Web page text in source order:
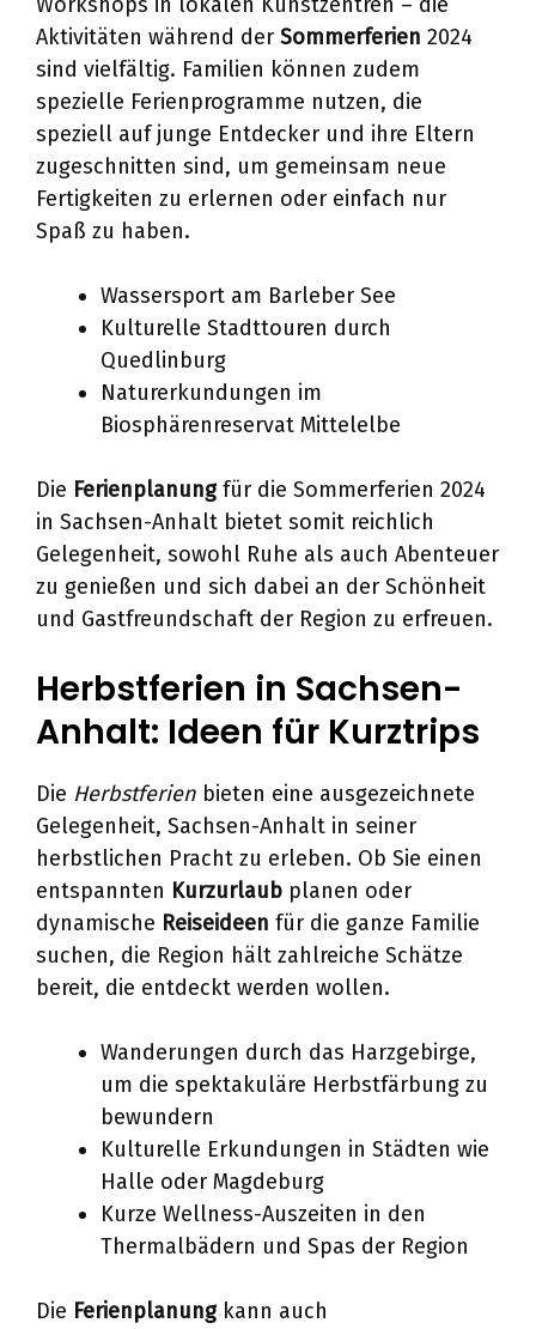
Aktivitäten während der Sommerferien 2024
sind vielfältig. Familien können zudem
spezielle Ferienprogramme nutzen, die
speziell auf junge Entdecker und ihre Eltern
zugeschnitten sind, um gemeinsam neue
Fertigkeiten zu erlernen oder einfach nur
Spaß zu haben.
Wassersport am Barleber See
Kulturelle Stadttouren durch
Quedlinburg
Naturerkundungen im
Biosphärenreservat Mittelelbe
Die Ferienplanungfür die Sommerferien 2024
in Sachsen-Anhalt bietet somit reichlich
Gelegenheit, sowohl Ruhe als auch Abenteuer
zu genießen und sich dabei an der Schönheit
und Gastfreundschaft der Region zu erfreuen.
Herbstferien in Sachsen-
Anhalt: Ideen für Kurztrips
Die Herbstferien bieten eine ausgezeichnete
Gelegenheit, Sachsen-Anhalt in seiner
herbstlichen Pracht zu erleben. Ob Sie einen
entspannten Kurzurlaub planen oder
dynamische Reiseideen für die ganze Familie
suchen, die Region hält zahlreiche Schätze
bereit, die entdeckt werden wollen.
Wanderungen durch das Harzgebirge,
um die spektakuläre Herbstfärbung zu
bewundern
Kulturelle Erkundungen in Städten wie
Halle oder Magdeburg
Kurze Wellness-Auszeiten in den
Thermalbädern und Spas der Region
Die Ferienplanungkann auch